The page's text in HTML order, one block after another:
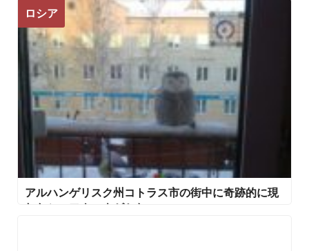
ロシア
アルハンゲリスク州コトラス市の街中に奇跡的に現
れたシロフクロウがかわいい